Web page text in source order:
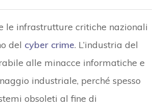
le infrastrutture critiche nazionali
del cyber crime. L’industria del
alle minacce informatiche e
industriale, perché spesso
obsoleti al fine di